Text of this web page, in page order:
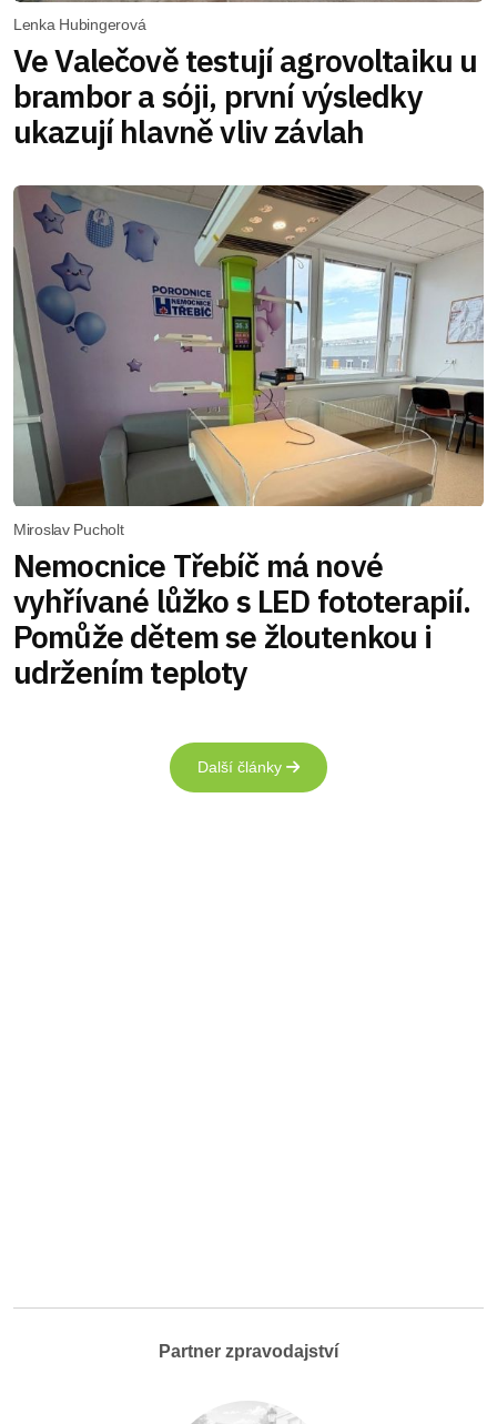
Lenka Hubingerová
Ve Valečově testují agrovoltaiku u
brambor a sóji, první výsledky
ukazují hlavně vliv závlah
Miroslav Pucholt
Nemocnice Třebíč má nové
vyhřívané lůžko s LED fototerapií.
Pomůže dětem se žloutenkou i
udržením teploty
Další články
Partner zpravodajství